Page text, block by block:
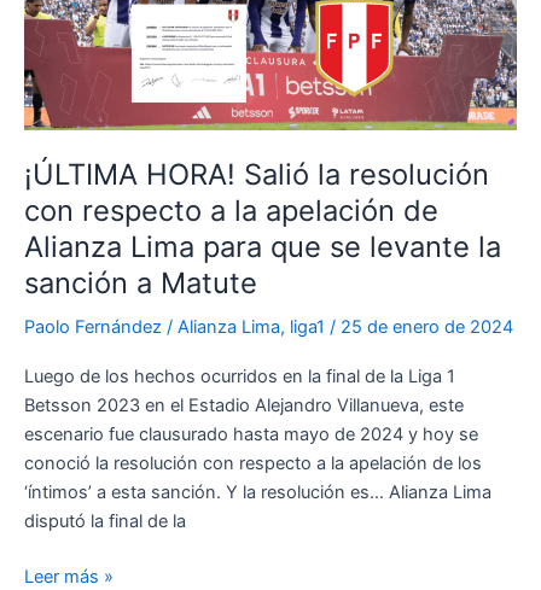
y
República
Dominicana?
¡ÚLTIMA HORA! Salió la resolución
con respecto a la apelación de
Alianza Lima para que se levante la
sanción a Matute
Paolo Fernández / Alianza Lima, liga1 / 25 de enero de 2024
Luego de los hechos ocurridos en la final de la Liga 1
Betsson 2023 en el Estadio Alejandro Villanueva, este
escenario fue clausurado hasta mayo de 2024 y hoy se
conoció la resolución con respecto a la apelación de los
‘íntimos’ a esta sanción. Y la resolución es… Alianza Lima
disputó la final de la
¡ÚLTIMA
Leer más »